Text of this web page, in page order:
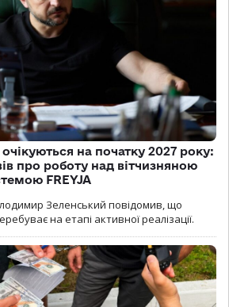
на початку 2027 року:
про роботу над вітчизняною
FREYJA
Зеленський повідомив, що
на етапі активної реалізації.